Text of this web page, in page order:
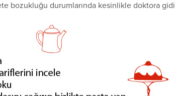
bozukluğu durumlarında kesinlikle doktora